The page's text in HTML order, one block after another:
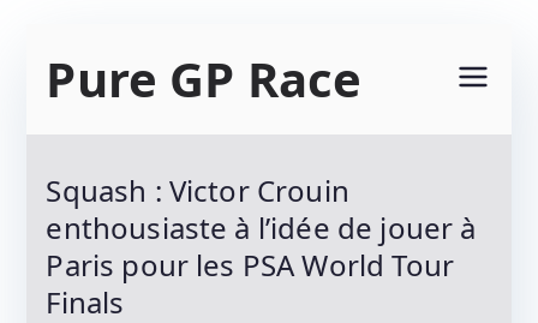
Pure GP Race
Tous Les Protagonistes Du Motocyclisme.
Résultats Et Classements
Squash : Victor Crouin
enthousiaste à l’idée de jouer à
Paris pour les PSA World Tour
Finals